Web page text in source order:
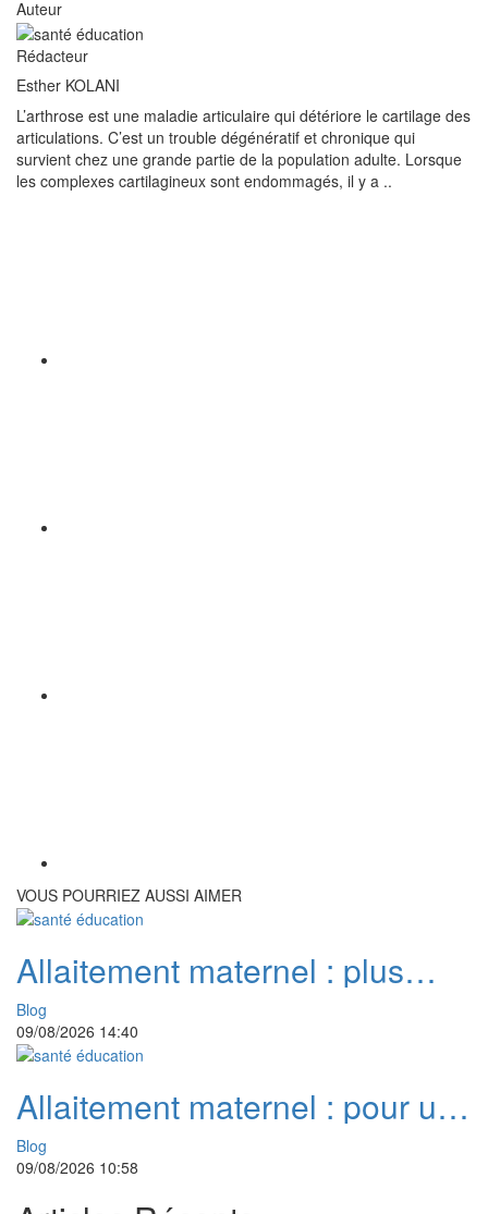
Auteur
Rédacteur
Esther KOLANI
L’arthrose est une maladie articulaire qui détériore le cartilage des
articulations. C’est un trouble dégénératif et chronique qui
survient chez une grande partie de la population adulte. Lorsque
les complexes cartilagineux sont endommagés, il y a ..
VOUS POURRIEZ AUSSI AIMER
Allaitement maternel : plus
qu’un mode d’alimentation, un
investissement pour la vie
Blog
09/08/2026 14:40
Allaitement maternel : pour un
départ durable dans la vie
Blog
09/08/2026 10:58